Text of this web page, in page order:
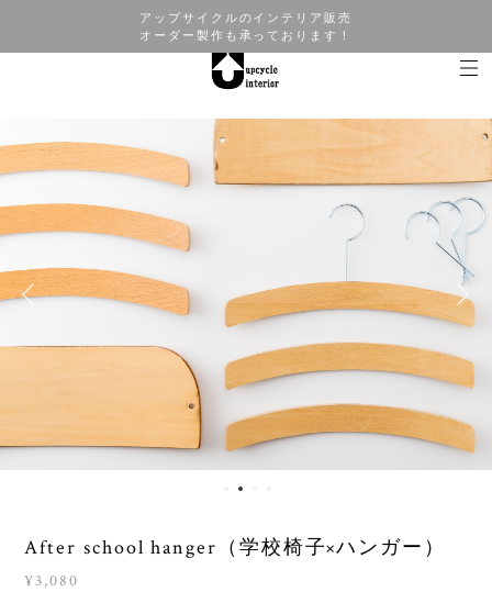
アップサイクルのインテリア販売
オーダー製作も承っております！
After school hanger（学校椅子×ハンガー）
¥3,080